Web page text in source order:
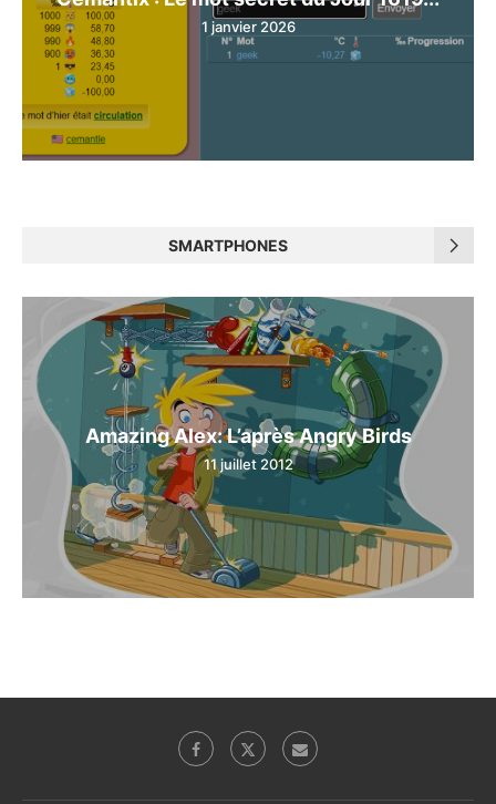
1 janvier 2026
SMARTPHONES
Amazing Alex: L’après Angry Birds
11 juillet 2012